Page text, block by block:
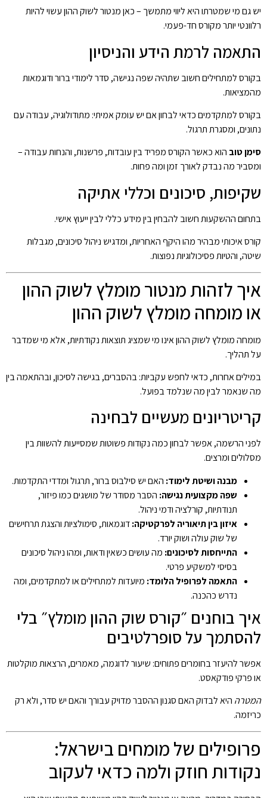
יש גם מי שמטרתו היא ליווי מתמשך – כאן מנטור לשוק ההון עשוי להיות
רלוונטי יותר מקורס חד-פעמי.
התאמה לרמת הידע והניסיון
בקורס למתחילים חשוב שתהיה שפה נגישה, סדר לימודי ברור ודוגמאות
מהמציאות.
בקורס למתקדמים כדאי לבחון אם יש עומק אמיתי: מתודולוגיה, עבודה עם
נתונים, ומסגרת תרגול.
סימן טוב הוא כאשר הקורס מפריד בין עובדות, פרשנות, והנחות עבודה –
ומסביר מה נבדק לאורך זמן ומה פחות.
שקיפות, סיכונים וכללי אתיקה
בתחום ההשקעות חשוב להבחין בין מידע כללי לבין ייעוץ אישי.
קורס איכותי מבהיר מהו היקף האחריות, ומדגיש ניהול סיכונים, מגבלות
שיטה, והטיות פסיכולוגיות נפוצות.
איך לזהות מנטור מומלץ לשוק ההון
או מומחה מומלץ לשוק ההון
מומחה מומלץ לשוק ההון אינו מי שמציג תוצאות נקודתיות, אלא מי שמדבר
על תהליך.
במילים אחרות, כדאי לחפש עקביות: בהסברים, בגישה לסיכון, ובהתאמה בין
מה שנאמר לבין מה שנלמד בפועל.
קריטריונים מעשיים לבחינה
לפני הרשמה, אפשר לבחון כמה נקודות פשוטות שמסייעות להשוות בין
מסלולים ומרצים.
מבנה ושיטת לימוד: האם יש סילבוס ברור, תרגול ומדדי התקדמות.
שפה מקצועית נגישה: הסבר מסודר של מושגים כמו פיזור,
תנודתיות, קורלציה ודמי ניהול.
איזון בין תיאוריה לפרקטיקה:דוגמאות, סימולציות והצגת תרחישים
של שוק עולה ושוק יורד.
התייחסות לסיכונים: מה עושים כשאין ודאות, ומהו ניהול סיכונים
בסיסי למשקיע פרטי.
התאמה לפרופיל הלומד: מיועדות למתחילים או למתקדמים, ומה
נדרש כהכנה.
איך בוחנים ״קורס שוק ההון מומלץ״ בלי
להסתמך על סופרלטיבים
אפשר להיעזר בחומרים פתוחים: שיעור לדוגמה, מאמרים, הרצאות מוקלטות
או פרקי פודקאסט.
המטרה היא לבדוק האם סגנון ההסבר מדויק עבורך והאם יש סדר, ולא רק
כריזמה.
פרופילים של מומחים בישראל:
נקודות חוזק ולמה כדאי לעקוב